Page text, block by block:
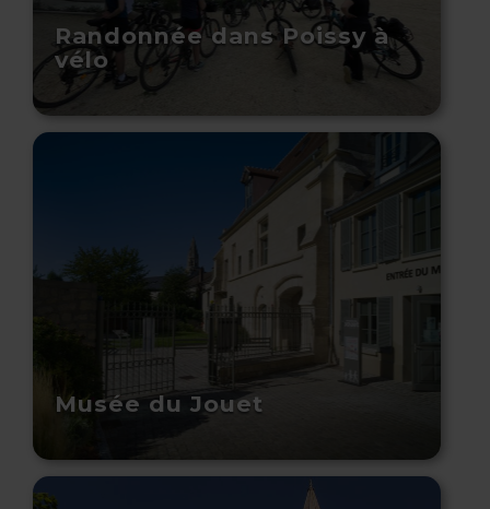
Randonnée dans Poissy à
vélo
Musée du Jouet